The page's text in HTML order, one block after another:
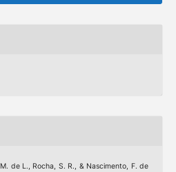
de L., Rocha, S. R., & Nascimento, F. de